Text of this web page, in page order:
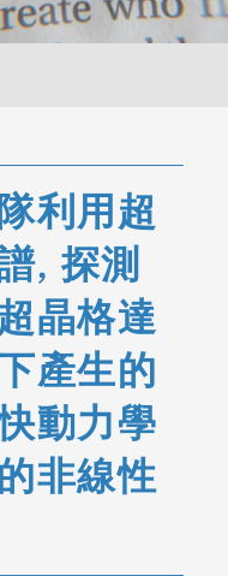
利用超
, 探測
晶格達
產生的
動力學
非線性